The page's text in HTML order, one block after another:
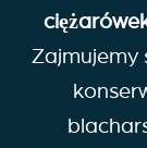
Zajmujemy